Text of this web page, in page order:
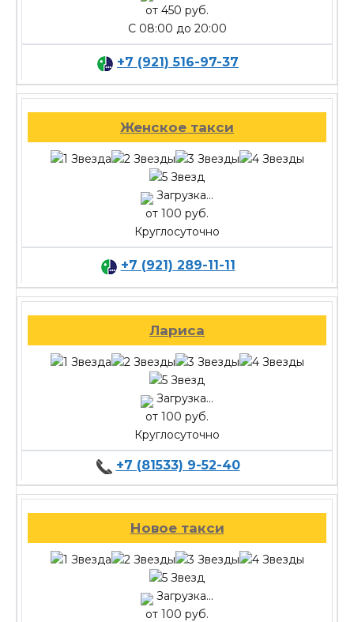
от 450 руб.
С 08:00 до 20:00
+7 (921) 516-97-37
Женское такси
Загрузка...
от 100 руб.
Круглосуточно
+7 (921) 289-11-11
Лариса
Загрузка...
от 100 руб.
Круглосуточно
+7 (81533) 9-52-40
Новое такси
Загрузка...
от 100 руб.